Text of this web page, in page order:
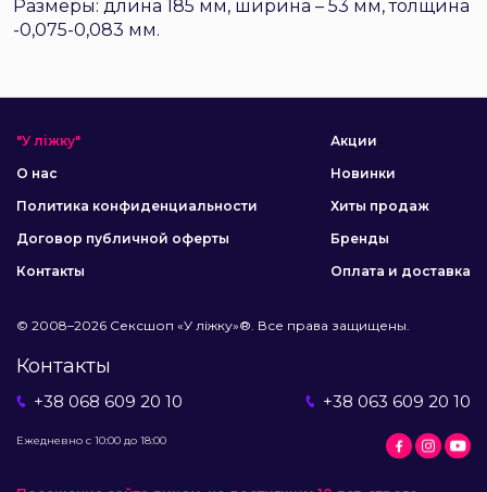
Размеры: длина 185 мм, ширина – 53 мм, толщина
-0,075-0,083 мм.
"У ліжку"
О нас
Политика конфиденциальности
Договор публичной оферты
Контакты
Акции
Новинки
Хиты продаж
Бренды
Оплата и доставка
© 2008–2026 Сексшоп «У ліжку»®. Все права защищены.
Контакты
+38 068 609 20 10 +38 063 609 20 10
Ежедневно с 10:00 до 18:00